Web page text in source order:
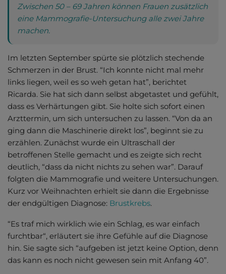
Zwischen 50 – 69 Jahren können Frauen zusätzlich
eine Mammografie-Untersuchung alle zwei Jahre
machen.
Im letzten September spürte sie plötzlich stechende
Schmerzen in der Brust. “Ich konnte nicht mal mehr
links liegen, weil es so weh getan hat”, berichtet
Ricarda. Sie hat sich dann selbst abgetastet und gefühlt,
dass es Verhärtungen gibt. Sie holte sich sofort einen
Arzttermin, um sich untersuchen zu lassen. “Von da an
ging dann die Maschinerie direkt los”, beginnt sie zu
erzählen. Zunächst wurde ein Ultraschall der
betroffenen Stelle gemacht und es zeigte sich recht
deutlich, “dass da nicht nichts zu sehen war”. Darauf
folgten die Mammografie und weitere Untersuchungen.
Kurz vor Weihnachten erhielt sie dann die Ergebnisse
der endgültigen Diagnose: Brustkrebs.
“Es traf mich wirklich wie ein Schlag, es war einfach
furchtbar“, erläutert sie ihre Gefühle auf die Diagnose
hin. Sie sagte sich “aufgeben ist jetzt keine Option, denn
das kann es noch nicht gewesen sein mit Anfang 40”.